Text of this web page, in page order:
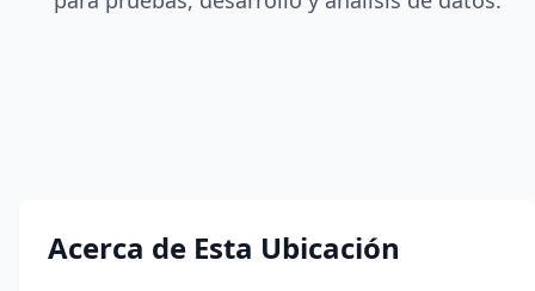
Acerca de Esta Ubicación